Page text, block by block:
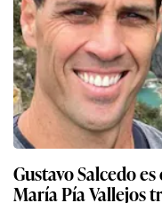
Gustavo Salcedo
María Pía Vallejos